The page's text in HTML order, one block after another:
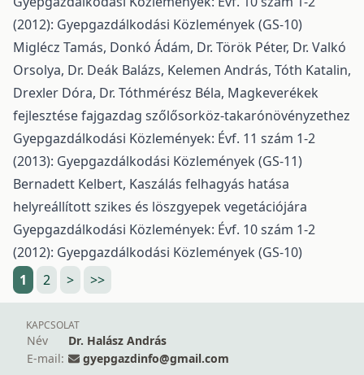
(2012): Gyepgazdálkodási Közlemények (GS-10)
Miglécz Tamás, Donkó Ádám, Dr. Török Péter, Dr. Valkó
Orsolya, Dr. Deák Balázs, Kelemen András, Tóth Katalin,
Drexler Dóra, Dr. Tóthmérész Béla, Magkeverékek
fejlesztése fajgazdag szőlősorköz-takarónövényzethez
Gyepgazdálkodási Közlemények: Évf. 11 szám 1-2
(2013): Gyepgazdálkodási Közlemények (GS-11)
Bernadett Kelbert, Kaszálás felhagyás hatása
helyreállított szikes és löszgyepek vegetációjára
Gyepgazdálkodási Közlemények: Évf. 10 szám 1-2
(2012): Gyepgazdálkodási Közlemények (GS-10)
1
2 > >>
KAPCSOLAT
Név
Dr. Halász András
E-mail:
gyepgazdinfo@gmail.com